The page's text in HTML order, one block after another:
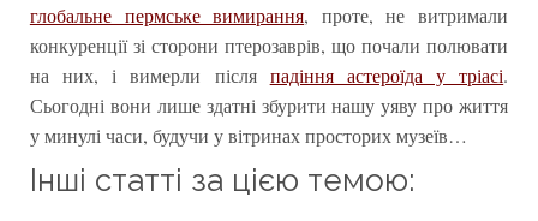
глобальне пермське вимирання, проте, не витримали
конкуренції зі сторони птерозаврів, що почали полювати
на них, і вимерли після падіння астероїда у тріасі.
Сьогодні вони лише здатні збурити нашу уяву про життя
у минулі часи, будучи у вітринах просторих музеїв…
Інші статті за цією темою: